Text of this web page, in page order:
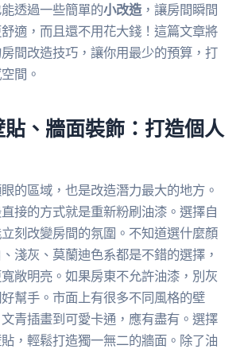
透過一些簡單的小改造 ，讓房間瞬間
適，而且還不用花大錢！這篇文章將
間改造技巧，讓你用最少的預算，打
間。
、牆面裝飾：打造個人
的區域，也是改造潛力最大的地方。
接的方式就是重新粉刷油漆。選擇自
刻改變房間的氛圍。不知道選什麼顏
淺灰、莫蘭迪色系都是不錯的選擇，
敞明亮。如果房東不允許油漆，別灰
幫手。市面上有很多不同風格的壁
青插畫到可愛卡通，應有盡有。選擇
，輕鬆打造獨一無二的牆面。除了油